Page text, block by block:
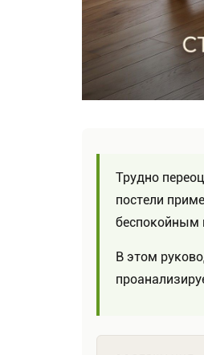
Трудно
постели
беспокойным
В этом